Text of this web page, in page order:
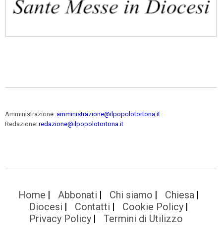
Amministrazione: amministrazione@ilpopolotortona.it
Redazione: redazione@ilpopolotortona.it
Home Abbonati Chi siamo
Chiesa
Diocesi
Contatti
Cookie Policy
Privacy Policy
Termini di Utilizzo